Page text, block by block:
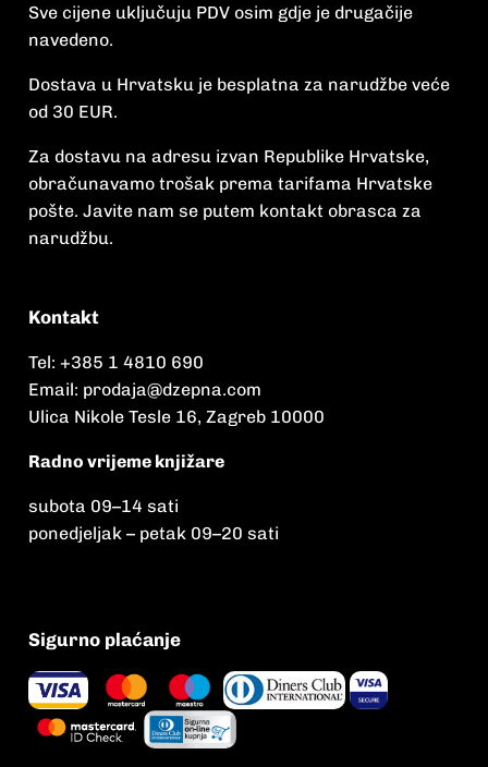
Sve cijene uključuju PDV osim gdje je drugačije
navedeno.
Dostava u Hrvatsku je besplatna za narudžbe veće
od 30 EUR.
Za dostavu na adresu izvan Republike Hrvatske,
obračunavamo trošak prema tarifama Hrvatske
pošte. Javite nam se putem kontakt obrasca za
narudžbu.
Kontakt
Tel: +385 1 4810 690
Email: prodaja@dzepna.com
Ulica Nikole Tesle 16, Zagreb 10000
Radno vrijeme knjižare
subota 09–14 sati
ponedjeljak – petak 09–20 sati
Sigurno plaćanje